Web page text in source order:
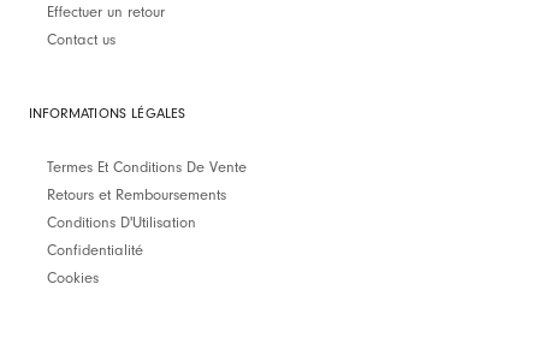
Effectuer un retour
Contact us
INFORMATIONS LÉGALES
Termes Et Conditions De Vente
Retours et Remboursements
Conditions D'Utilisation
Confidentialité
Cookies